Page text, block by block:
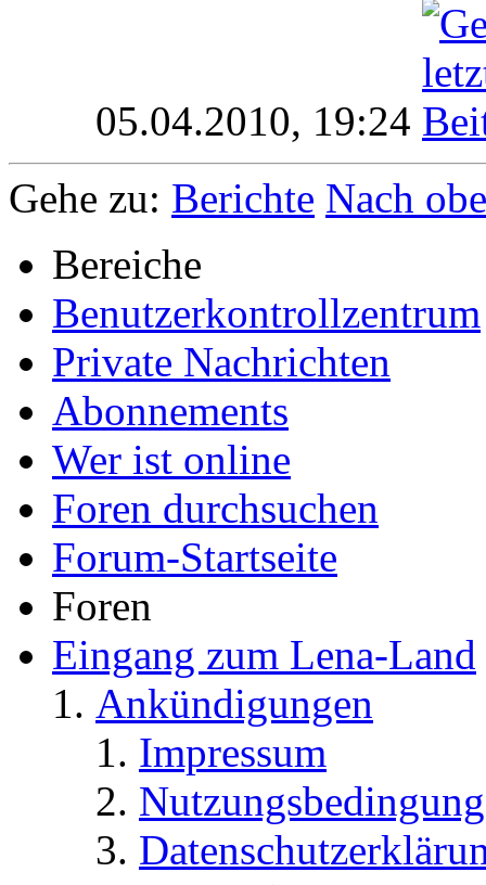
05.04.2010, 19:24
Gehe zu: Berichte Nach
Bereiche
Benutzerkontrollzentrum
Private Nachrichten
Abonnements
Wer ist online
Foren durchsuchen
Forum-Startseite
Foren
Eingang zum Lena-Land
Ankündigungen
Impressum